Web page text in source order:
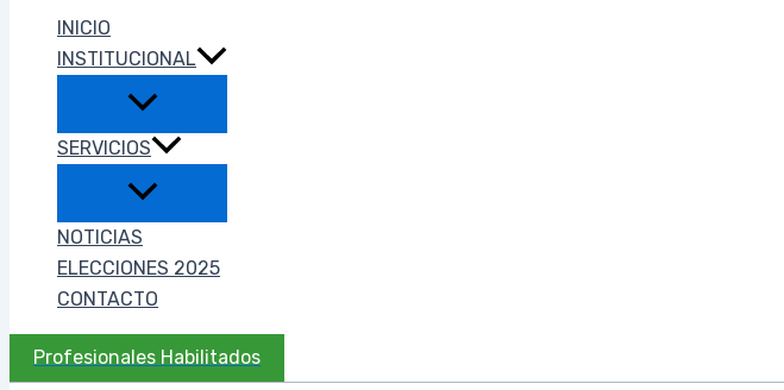
INICIO
INSTITUCIONAL
SERVICIOS
NOTICIAS
ELECCIONES 2025
CONTACTO
Profesionales Habilitados